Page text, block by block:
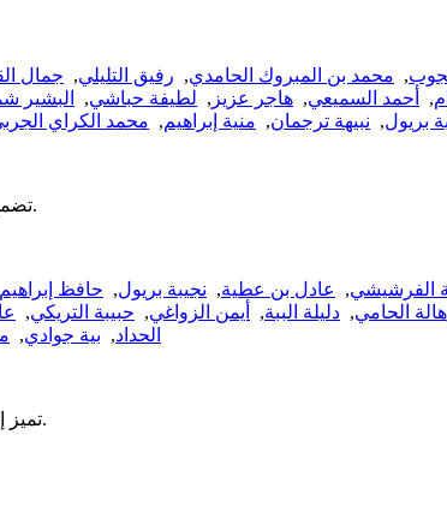
, محمد بن المبروك الحامدي, رفيق التليلي, جمال
, أحمد السميعي, هاجر عزيز , لطيفة حباشي, البشير
بريول, نبيهة ترجمان, منية إبراهيم, محمد الكراي
تضمن الدولة حرية العمل وحرية المبادرة الاقتصادية.
الفرشيشي, عادل بن عطية, نجيبة بريول, حافظ
هالة الحامي, دليلة الببة, أيمن الزواغي, حبيبة التريكي,
الحداد, بية جوادي,
تميز إيجابيا الولايات الأقل تنمية بما يحقق التوازن بينها.